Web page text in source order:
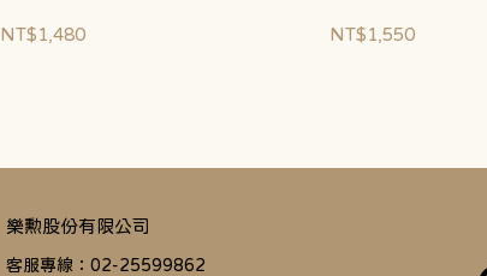
NT$1,480 NT$1,550
樂勲股份有限公司
客服專線：02-25599862